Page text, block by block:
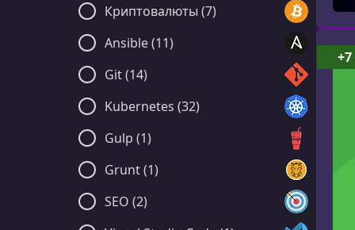
Криптовалюты (7)
Ansible (11)
Git (14)
Kubernetes (32)
Gulp (1)
Grunt (1)
SEO (2)
+7